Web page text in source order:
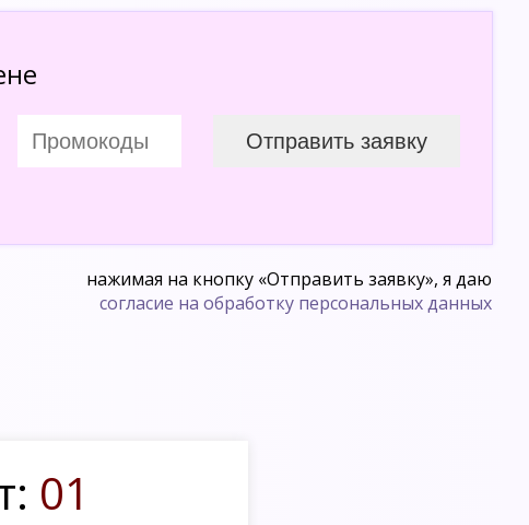
нажимая на кнопку «Отправить заявку», я даю
согласие на обработку персональных данных
01